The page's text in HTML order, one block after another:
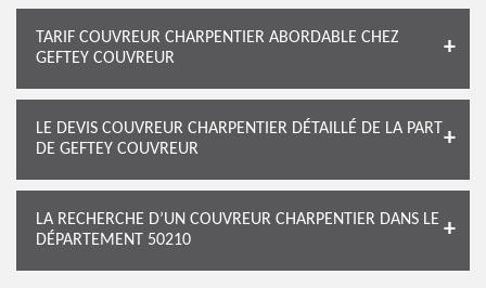
TARIF COUVREUR CHARPENTIER ABORDABLE CHEZ
GEFTEY COUVREUR
LE DEVIS COUVREUR CHARPENTIER DÉTAILLÉ DE LA PART
DE GEFTEY COUVREUR
LA RECHERCHE D’UN COUVREUR CHARPENTIER DANS LE
DÉPARTEMENT 50210